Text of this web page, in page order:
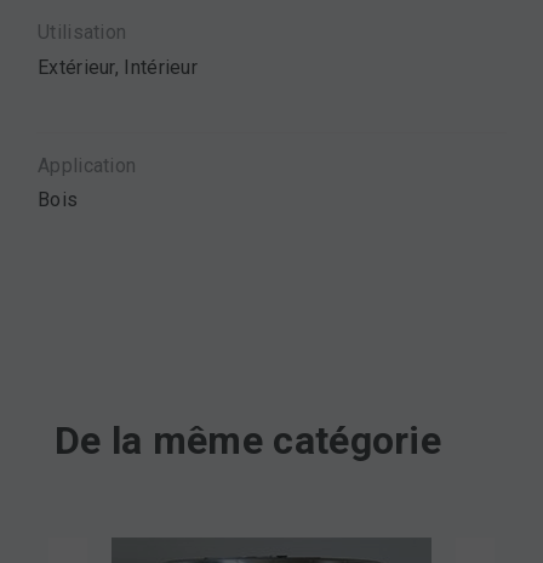
Utilisation
Extérieur, Intérieur
Application
Bois
De la même catégorie